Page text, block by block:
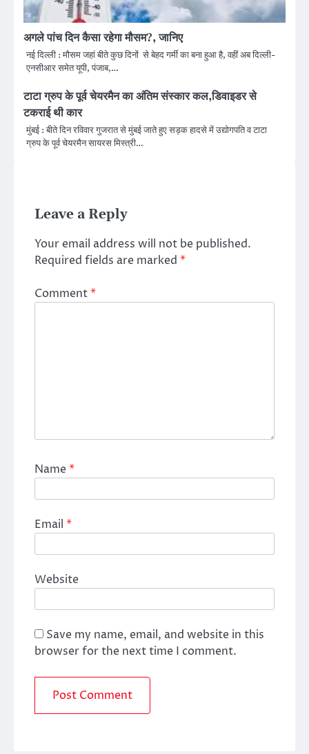
अगले पांच दिन कैसा रहेगा मौसम?, जानिए
नई दिल्ली : मौसम जहां बीते कुछ दिनों से बेहद गर्मी का बना हुआ है, वहीं अब दिल्ली-
एनसीआर समेत यूपी, पंजाब,…
टाटा ग्रुप के पूर्व चेयरमैन का अंतिम संस्कार कल,डिवाइडर से
टकराई थी कार
मुंबई : बीते दिन रविवार गुजरात से मुंबई जाते हुए सड़क हादसे में उद्योगपति व टाटा
ग्रुप के पूर्व चेयरमैन सायरस मिस्त्री…
Leave a Reply
Your email address will not be published.
Required fields are marked *
Comment*
Name*
Email *
Website
Save my name, email, and website in this
browser for the next time I comment.